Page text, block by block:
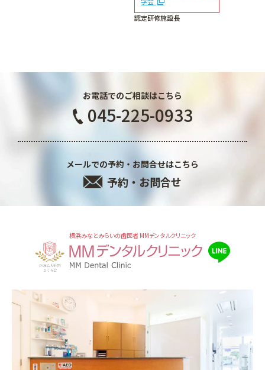
認定研修施設長
お電話でのご相談はこちら
045-225-0933
メールでの予約・お問合せはこちら
予約・お問合せ
横浜みなとみらいの歯医者 MMデンタルクリニック